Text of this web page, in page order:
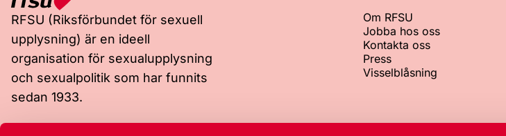
RFSU (Riksförbundet för sexuell
upplysning) är en ideell
organisation för sexualupplysning
och sexualpolitik som har funnits
sedan 1933.
Om RFSU
Jobba hos oss
Kontakta oss
Press
Visselblåsning